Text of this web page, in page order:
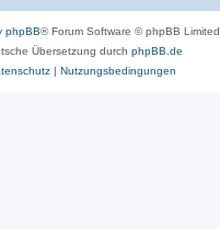
phpBB® Forum Software © phpBB Limited
Übersetzung durch phpBB.de
| Nutzungsbedingungen